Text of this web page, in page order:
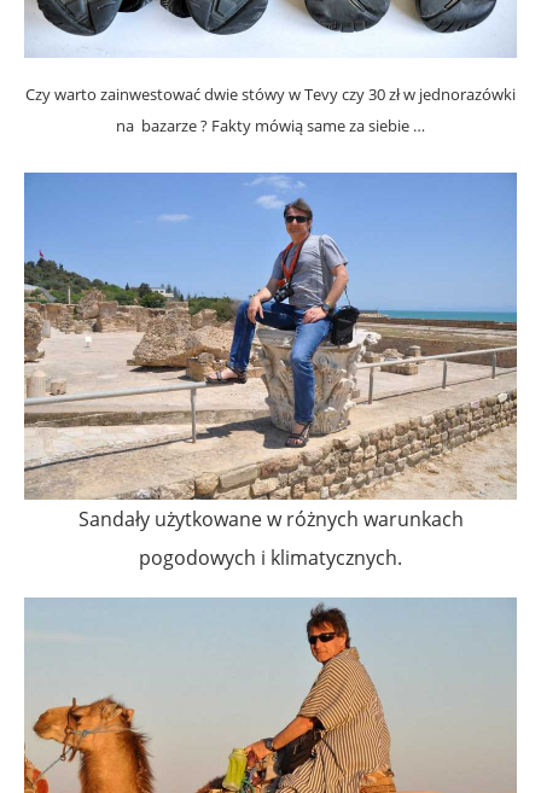
Czy warto zainwestować dwie stówy w Tevy czy 30 zł w jednorazówki
na bazarze ? Fakty mówią same za siebie …
Sandały użytkowane w różnych warunkach
pogodowych i klimatycznych.